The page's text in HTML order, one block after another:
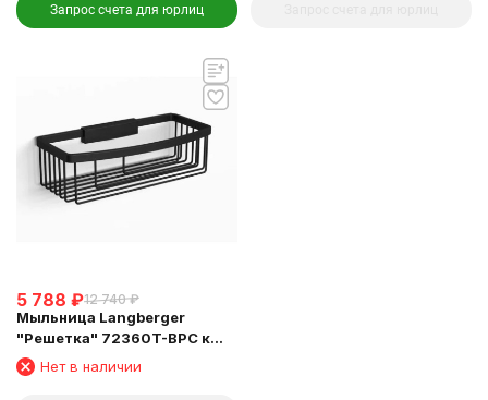
Запрос счета для юрлиц
5 788 ₽12 740 ₽
Мыльница Langberger
"Решетка" 72360T-BPC к
стене двойная глубокая
чёрная
Нет в наличии